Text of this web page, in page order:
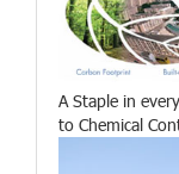
A Staple in
to Chemical